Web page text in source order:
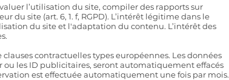
l’utilisation du site, compiler des rapports sur
du site (art. 6, 1. f, RGPD). L’intérêt légitime dans le
du site et l'adaptation du contenu. L’intérêt des
contractuelles types européennes. Les données
ou les ID publicitaires, seront automatiquement effacés
est effectuée automatiquement une fois par mois.